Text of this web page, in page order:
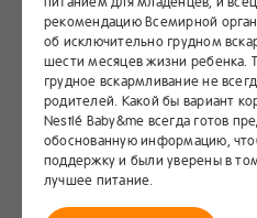
рекомендацию Всемирной
об исключительно грудном
шести месяцев жизни ребенка.
грудное вскармливание не
родителей. Какой бы вариант
Nestlé Baby&me всегда готов
обоснованную информацию,
поддержку и были уверены в
лучшее питание.